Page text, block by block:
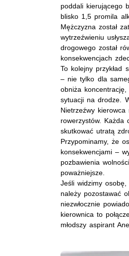
poddali kierującego
blisko 1,5 promila
Mężczyzna został
wytrzeźwieniu
drogowego został
konsekwencjach
To kolejny przykład
– nie tylko dla
obniża
sytuacji na drodze.
Nietrzeźwy
rowerzystów.
skutkować utratą
Przypominamy, że
konsekwencjami –
pozbawienia
poważniejsze.
Jeśli widzimy
należy pozostawać
niezwłocznie
kierownica to
młodszy aspirant